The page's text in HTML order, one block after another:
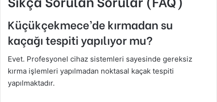
Küçükçekmece’de kırmadan su
kaçağı tespiti yapılıyor mu?
Evet. Profesyonel cihaz sistemleri sayesinde gereksiz
kırma işlemleri yapılmadan noktasal kaçak tespiti
yapılmaktadır.